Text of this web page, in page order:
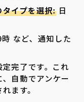
タイプを選択:日
など、通知した
定完了です。これ
自動でアンケー
ます。